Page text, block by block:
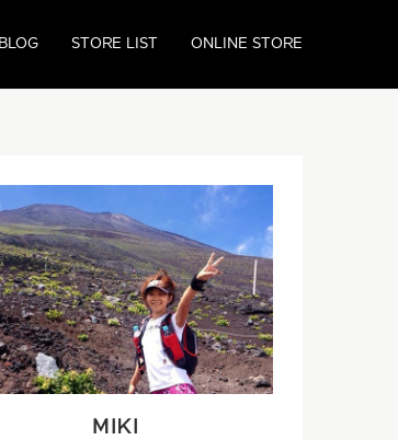
BLOG STORE LIST ONLINE STORE
MIKI